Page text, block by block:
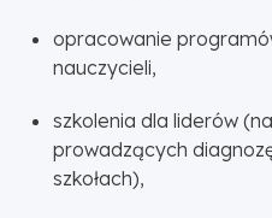
opracowanie
nauczycieli,
szkolenia dla liderów
prowadzących
szkołach),